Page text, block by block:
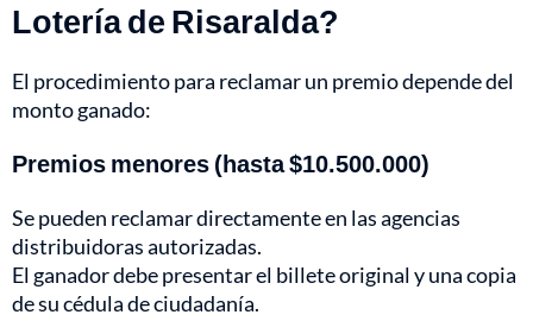
Lotería de Risaralda?
El procedimiento para reclamar un premio depende del
monto ganado:
Premios menores (hasta $10.500.000)
Se pueden reclamar directamente en las agencias
distribuidoras autorizadas.
El ganador debe presentar el billete original y una copia
de su cédula de ciudadanía.